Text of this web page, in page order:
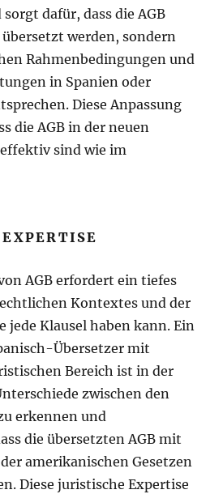
dafür, dass die AGB
werden, sondern
Rahmenbedingungen und
in Spanien oder
Diese Anpassung
die AGB in der neuen
sind wie im
AGB erfordert ein tiefes
Kontextes und der
Klausel haben kann. Ein
Übersetzer mit
Bereich ist in der
zwischen den
erkennen und
die übersetzten AGB mit
amerikanischen Gesetzen
Diese juristische Expertise